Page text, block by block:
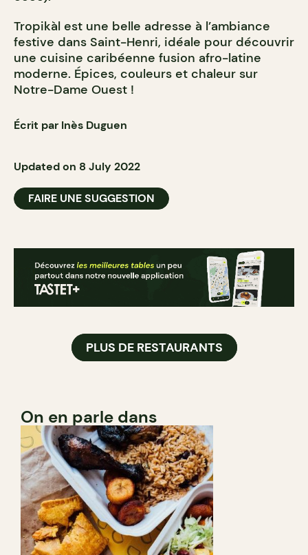
Tropikàl est une belle adresse à l’ambiance
festive dans Saint-Henri, idéale pour découvrir
une cuisine caribéenne fusion afro-latine
moderne. Épices, couleurs et chaleur sur
Notre-Dame Ouest !
Écrit par Inès Duguen
Updated on 8 July 2022
FAIRE UNE SUGGESTION
PLUS DE RESTAURANTS
On en parle dans